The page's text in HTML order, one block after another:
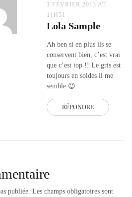
1 FÉVRIER 2013 AT
11H51
Lola Sample
Ah ben si en plus ils se
conservent bien, c’est vrai
que c’est top !! Le gris est
toujours en soldes il me
semble 😉
RÉPONDRE
publiée. Les champs obligatoires sont